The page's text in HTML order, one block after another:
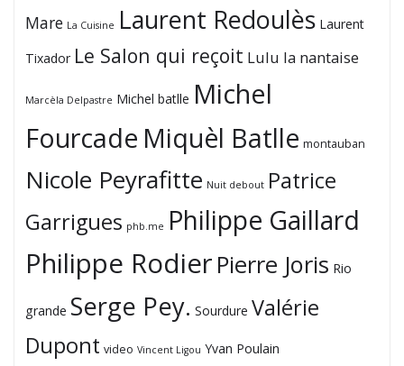
Mare La Cuisine Laurent Redoulès Laurent
Tixador Le Salon qui reçoit Lulu la nantaise
Marcèla Delpastre Michel batlle Michel
Fourcade Miquèl Batlle montauban
Nicole Peyrafitte Nuit debout Patrice
Garrigues phb.me Philippe Gaillard
Philippe Rodier Pierre Joris Rio
grande Serge Pey. Sourdure Valérie
Dupont video Vincent Ligou Yvan Poulain